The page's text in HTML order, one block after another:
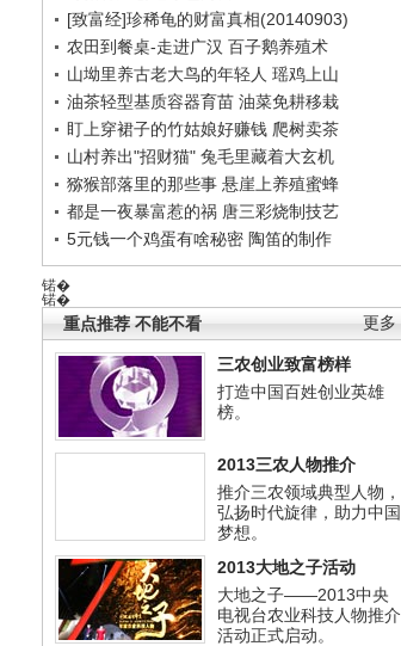
[致富经]珍稀龟的财富真相(20140903)
农田到餐桌-走进广汉 百子鹅养殖术
山坳里养古老大鸟的年轻人 瑶鸡上山
油茶轻型基质容器育苗 油菜免耕移栽
盯上穿裙子的竹姑娘好赚钱 爬树卖茶
山村养出"招财猫" 兔毛里藏着大玄机
猕猴部落里的那些事 悬崖上养殖蜜蜂
都是一夜暴富惹的祸 唐三彩烧制技艺
5元钱一个鸡蛋有啥秘密 陶笛的制作
锘�
锘�
更多
重点推荐 不能不看
三农创业致富榜样
打造中国百姓创业英雄
榜。
2013三农人物推介
推介三农领域典型人物，
弘扬时代旋律，助力中国
梦想。
2013大地之子活动
大地之子——2013中央
电视台农业科技人物推介
活动正式启动。